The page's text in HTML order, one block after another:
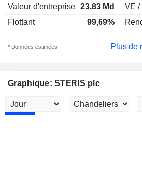
Valeur d'entreprise 23,83 Md VE /
Flottant
99,69%
* Données estimées Plus de
Graphique: STERIS plc